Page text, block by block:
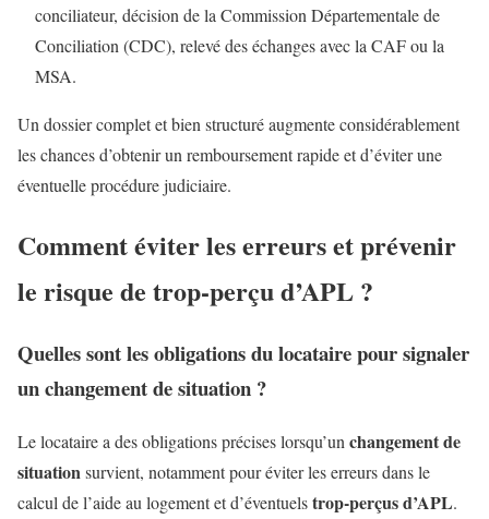
conciliateur, décision de la Commission Départementale de
Conciliation (CDC), relevé des échanges avec la CAF ou la
MSA.
Un dossier complet et bien structuré augmente considérablement
les chances d’obtenir un remboursement rapide et d’éviter une
éventuelle procédure judiciaire.
Comment éviter les erreurs et prévenir
le risque de trop-perçu d’APL ?
Quelles sont les obligations du locataire pour signaler
un changement de situation ?
Le locataire a des obligations précises lorsqu’un changement de
situationsurvient, notamment pour éviter les erreurs dans le
calcul de l’aide au logement et d’éventuelstrop-perçus d’APL.